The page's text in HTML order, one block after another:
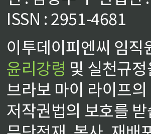
ISSN : 2951-4681
이투데이피엔씨 임
윤리강령 및 실천규
브라보 마이 라이프
저작권법의 보호를